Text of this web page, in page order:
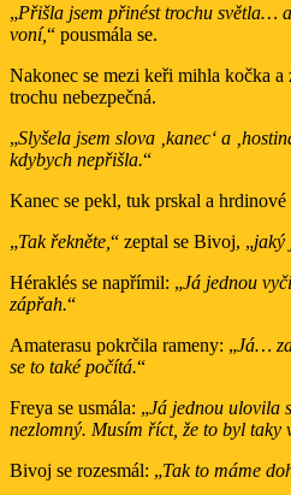
„Přišla jsem přinést trochu světla…
voní,“ pousmála se.
Nakonec se mezi keři mihla kočka a
trochu nebezpečná.
„Slyšela jsem slova ‚kanec‘ a
kdybych nepřišla.“
Kanec se pekl, tuk prskal a
„Tak řekněte, “ zeptal se Bivoj, „jaký
Héraklés se napřímil: „Já jednou
zápřah.“
Amaterasu pokrčila rameny: „Já…
se to také počítá.“
Freya se usmála: „Já jednou ulovila
nezlomný. Musím říct, že to byl taky
Bivoj se rozesmál: „Tak to máme